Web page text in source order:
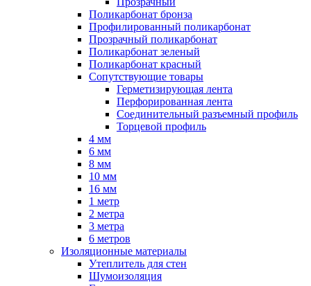
Поликарбонат бронза
Профилированный поликарбонат
Прозрачный поликарбонат
Поликарбонат зеленый
Поликарбонат красный
Сопутствующие товары
Герметизирующая лента
Перфорированная лента
Соединительный разъемный профиль
Торцевой профиль
4 мм
6 мм
8 мм
10 мм
16 мм
1 метр
2 метра
3 метра
6 метров
Изоляционные материалы
Утеплитель для стен
Шумоизоляция